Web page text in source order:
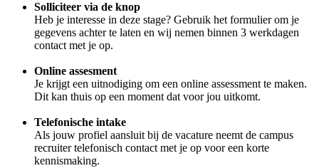
Solliciteer via de knop
Heb je interesse in deze stage? Gebruik het formulier om je
gegevens achter te laten en wij nemen binnen 3 werkdagen
contact met je op.
Online assesment
Je krijgt een uitnodiging om een online assessment te maken.
Dit kan thuis op een moment dat voor jou uitkomt.
Telefonische intake
Als jouw profiel aansluit bij de vacature neemt de campus
recruiter telefonisch contact met je op voor een korte
kennismaking.